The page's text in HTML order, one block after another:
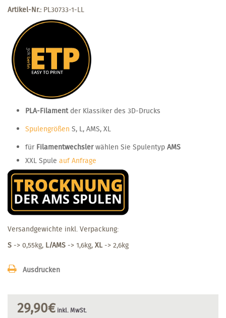
Artikel-Nr.: PL30733-1-LL
PLA-Filamentder Klassiker des 3D-Drucks
Spulengrößen S, L, AMS, XL
für Filamentwechslerwählen Sie Spulentyp AMS
XXL Spule auf Anfrage
Versandgewichte inkl. Verpackung:
S -> 0,55kg, L/AMS -> 1,6kg, XL-> 2,6kg
Ausdrucken
29,90€ inkl. MwSt.